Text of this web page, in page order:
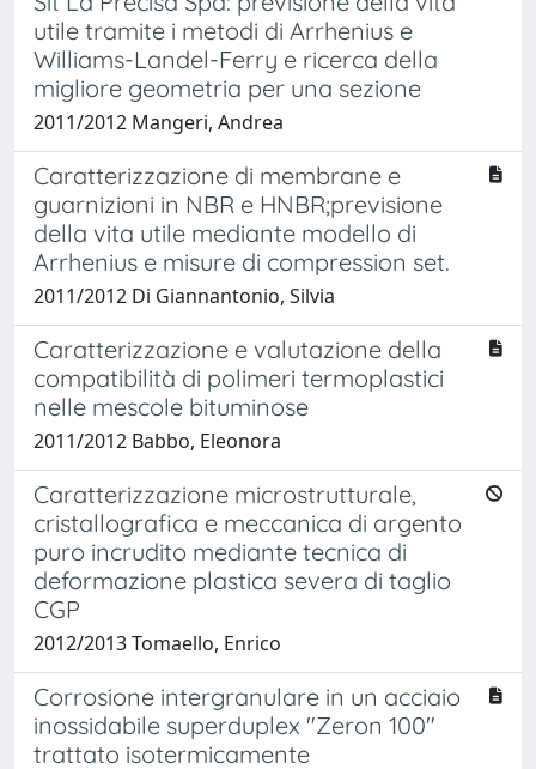
utile tramite i metodi di Arrhenius e
Williams-Landel-Ferry e ricerca della
migliore geometria per una sezione
2011/2012 Mangeri, Andrea
Caratterizzazione di membrane e
guarnizioni in NBR e HNBR;previsione
della vita utile mediante modello di
Arrhenius e misure di compression set.
2011/2012 Di Giannantonio, Silvia
Caratterizzazione e valutazione della
compatibilità di polimeri termoplastici
nelle mescole bituminose
2011/2012 Babbo, Eleonora
Caratterizzazione microstrutturale,
cristallografica e meccanica di argento
puro incrudito mediante tecnica di
deformazione plastica severa di taglio
CGP
2012/2013 Tomaello, Enrico
Corrosione intergranulare in un acciaio
inossidabile superduplex "Zeron 100"
trattato isotermicamente